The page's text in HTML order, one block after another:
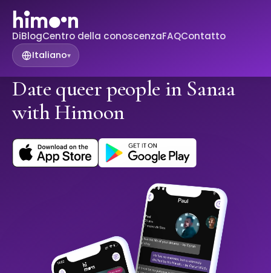
DiBlogCentro della conoscenzaFAQContatto
Italiano▾
Date queer people in Sanaa
with Himoon